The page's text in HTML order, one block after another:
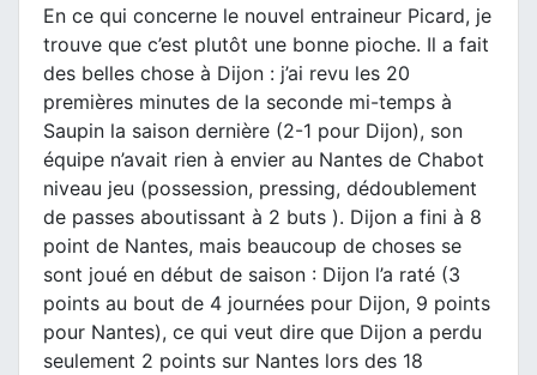
En ce qui concerne le nouvel entraineur Picard, je
trouve que c’est plutôt une bonne pioche. Il a fait
des belles chose à Dijon : j’ai revu les 20
premières minutes de la seconde mi-temps à
Saupin la saison dernière (2-1 pour Dijon), son
équipe n’avait rien à envier au Nantes de Chabot
niveau jeu (possession, pressing, dédoublement
de passes aboutissant à 2 buts ). Dijon a fini à 8
point de Nantes, mais beaucoup de choses se
sont joué en début de saison : Dijon l’a raté (3
points au bout de 4 journées pour Dijon, 9 points
pour Nantes), ce qui veut dire que Dijon a perdu
seulement 2 points sur Nantes lors des 18